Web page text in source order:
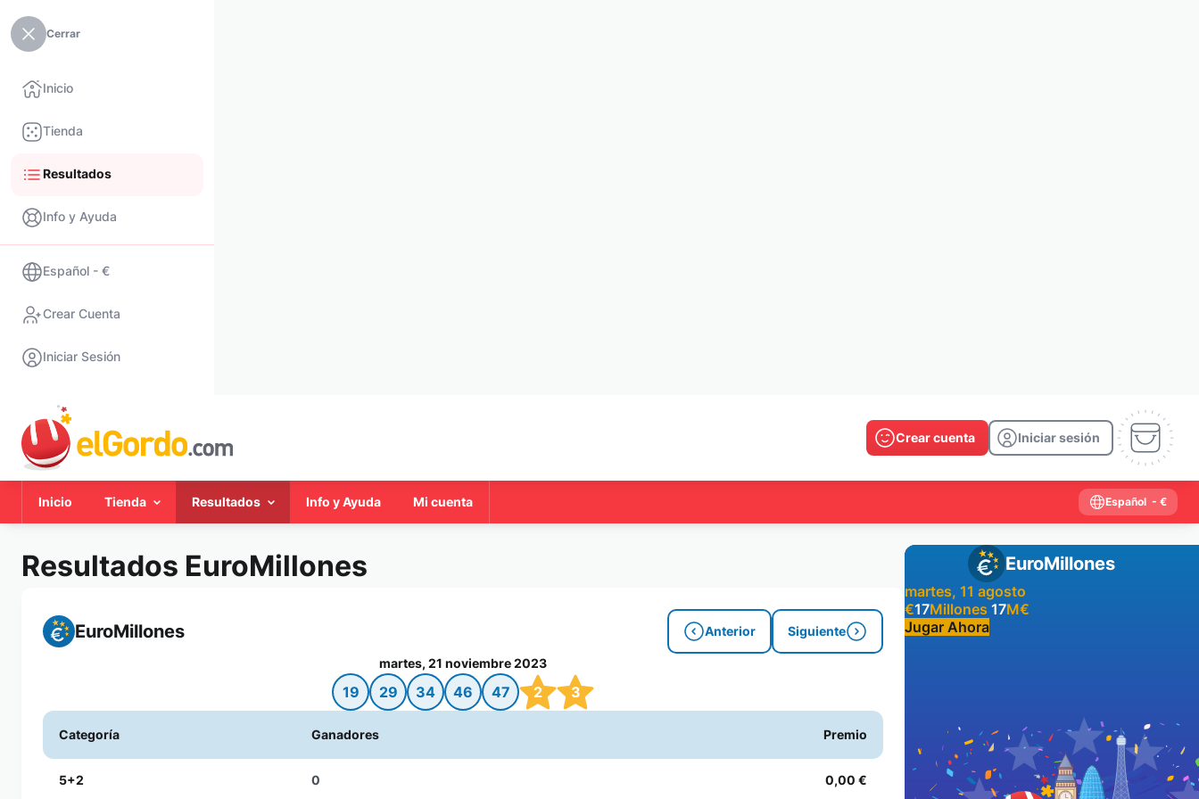
Cerrar
Inicio
Tienda
Resultados
Info y Ayuda
Español - €
Crear Cuenta
Iniciar Sesión
Crear cuenta Iniciar sesión
Inicio Tienda Resultados Info y Ayuda Mi cuenta Español - €
Resultados EuroMillones
EuroMillones Anterior Siguiente
martes, 21 noviembre 2023
19 29 34 46 47 2 3
Categoría Ganadores Premio
5+2 0 0,00 €
EuroMillones
martes, 11 agosto
€17Millones 17M€
Jugar Ahora
2026 2024 2023 2022
2021
2020
2019 2018 2017 2016 2015
2014
2013 2012 2011 2010
2009
2008
2007 2006 2005 2004